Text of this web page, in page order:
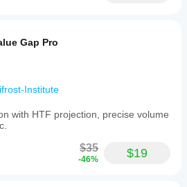
Gap Pro
Institute
with HTF projection, precise volume
$35
-46% $19